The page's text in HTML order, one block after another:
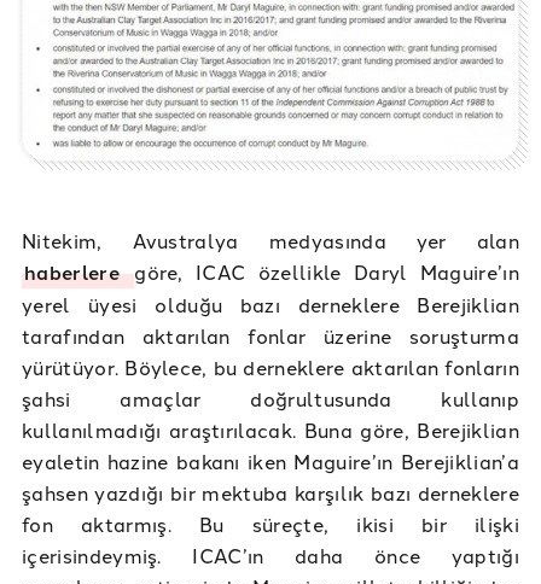
Nitekim, Avustralya medyasında yer alan
haberleregöre, ICAC özellikle Daryl Maguire’ın
yerel üyesi olduğu bazı derneklere Berejiklian
tarafından aktarılan fonlar üzerine soruşturma
yürütüyor. Böylece, bu derneklere aktarılan fonların
şahsi amaçlar doğrultusunda kullanıp
kullanılmadığı araştırılacak. Buna göre, Berejiklian
eyaletin hazine bakanı iken Maguire’ın Berejiklian’a
şahsen yazdığı bir mektuba karşılık bazı derneklere
fon aktarmış. Bu süreçte, ikisi bir ilişki
içerisindeymiş. ICAC’ın daha önce yaptığı